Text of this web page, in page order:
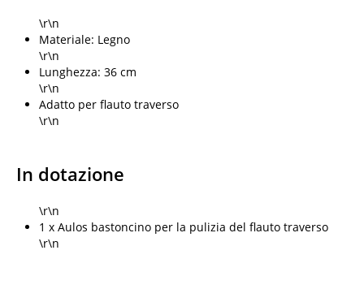
\r\n
Materiale: Legno
\r\n
Lunghezza: 36 cm
\r\n
Adatto per flauto traverso
\r\n
In dotazione
\r\n
1 x Aulos bastoncino per la pulizia del flauto traverso
\r\n